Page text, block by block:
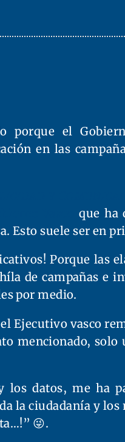
el
en las
que ha
Esto suele ser en
Porque las
de campañas e
por medio.
Ejecutivo vasco
mencionado, solo
los datos, me ha
la ciudadanía y los
😜.